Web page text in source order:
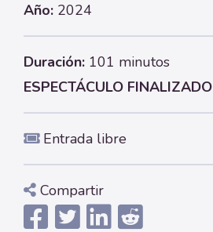
Año: 2024
Duración: 101 minutos
ESPECTÁCULO FINALIZADO
Entrada libre
Compartir